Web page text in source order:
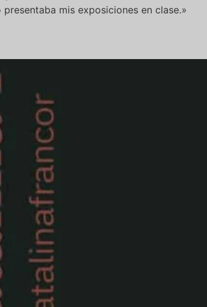
presentaba mis exposiciones en clase.»